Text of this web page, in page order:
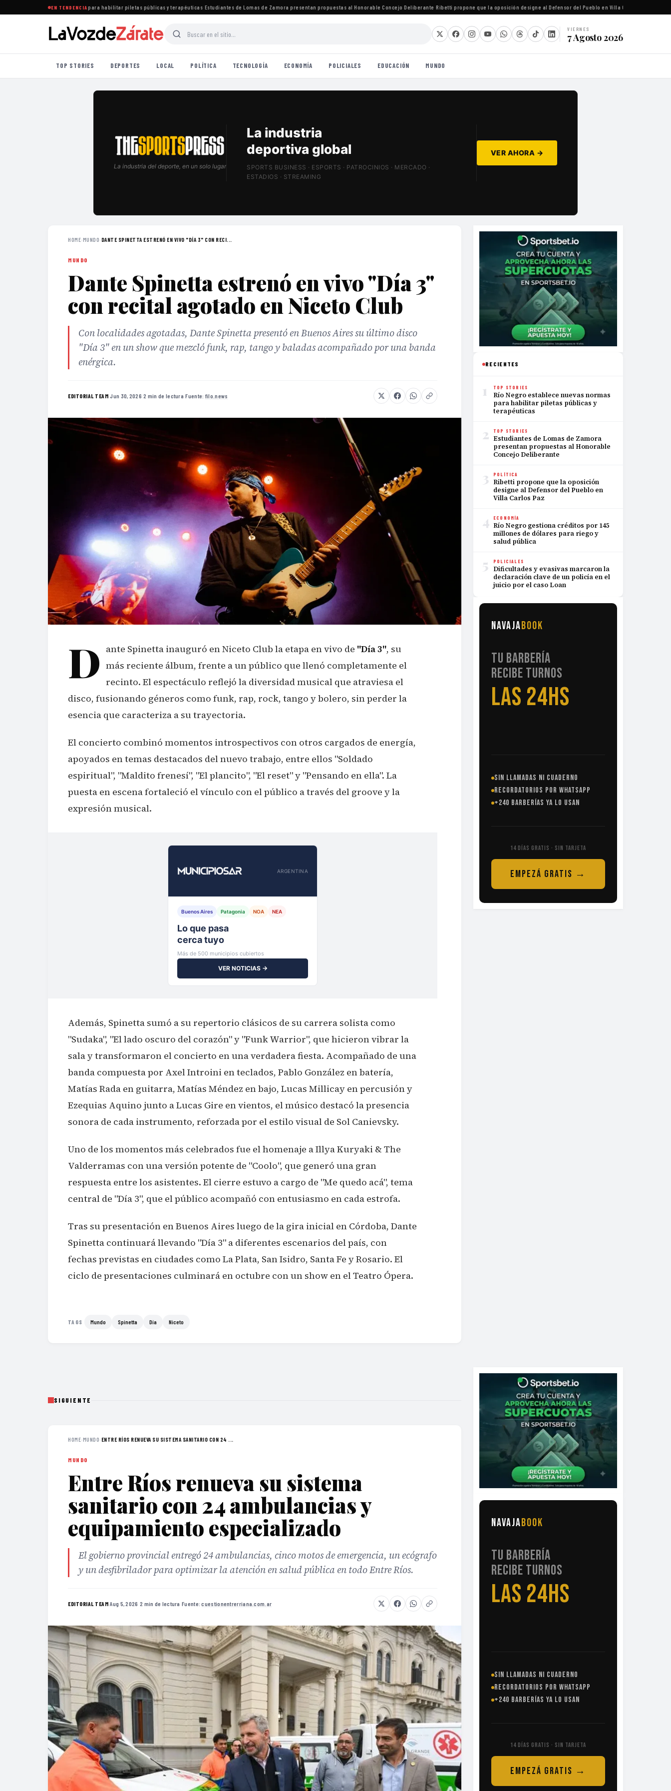
EN TENDENCIA
establece nuevas normas para habilitar piletas públicas y terapéuticas·Estudiantes de Lomas de Zamora presentan propuestas al Honorable Concejo Deliberante·Ribetti propone que la oposición designe al Defensor del Pueblo en Villa Carlos Paz
VIERNES
7 Agosto 2026
TOP STORIES DEPORTES LOCAL POLÍTICA TECNOLOGÍA ECONOMÍA POLICIALES EDUCACIÓN MUNDO
La industria del deporte, en un solo lugar
Negocio, tecnología
y streaming deportivo
SPORTS BUSINESS · ESPORTS · PATROCINIOS · MERCADO ·
ESTADIOS · STREAMING
VER AHORA →
HOME›MUNDO› DANTE SPINETTA ESTRENÓ EN VIVO "DÍA 3" CON RECI...
MUNDO
Dante Spinetta estrenó en vivo "Día 3"
con recital agotado en Niceto Club
Con localidades agotadas, Dante Spinetta presentó en Buenos Aires su último disco
"Día 3" en un show que mezcló funk, rap, tango y baladas acompañado por una banda
enérgica.
EDITORIAL TEAM·Jun 30, 2026·2 min de lectura·Fuente: filo.news
D ante Spinetta inauguró en Niceto Club la etapa en vivo de "Día 3", su
más reciente álbum, frente a un público que llenó completamente el
recinto. El espectáculo reflejó la diversidad musical que atraviesa el
disco, fusionando géneros como funk, rap, rock, tango y bolero, sin perder la
esencia que caracteriza a su trayectoria.
El concierto combinó momentos introspectivos con otros cargados de energía,
apoyados en temas destacados del nuevo trabajo, entre ellos "Soldado
espiritual", "Maldito frenesí", "El plancito", "El reset" y "Pensando en ella". La
puesta en escena fortaleció el vínculo con el público a través del groove y la
expresión musical.
ARGENTINA
Buenos Aires Patagonia NOA NEA
Noticias de municipios
de toda Argentina
Más de 500 municipios cubiertos
VER NOTICIAS →
Además, Spinetta sumó a su repertorio clásicos de su carrera solista como
"Sudaka", "El lado oscuro del corazón" y "Funk Warrior", que hicieron vibrar la
sala y transformaron el concierto en una verdadera fiesta. Acompañado de una
banda compuesta por Axel Introini en teclados, Pablo González en batería,
Matías Rada en guitarra, Matías Méndez en bajo, Lucas Millicay en percusión y
Ezequias Aquino junto a Lucas Gire en vientos, el músico destacó la presencia
sonora de cada instrumento, reforzada por el estilo visual de Sol Canievsky.
Uno de los momentos más celebrados fue el homenaje a Illya Kuryaki & The
Valderramas con una versión potente de "Coolo", que generó una gran
respuesta entre los asistentes. El cierre estuvo a cargo de "Me quedo acá", tema
central de "Día 3", que el público acompañó con entusiasmo en cada estrofa.
Tras su presentación en Buenos Aires luego de la gira inicial en Córdoba, Dante
Spinetta continuará llevando "Día 3" a diferentes escenarios del país, con
fechas previstas en ciudades como La Plata, San Isidro, Santa Fe y Rosario. El
ciclo de presentaciones culminará en octubre con un show en el Teatro Ópera.
TAGS Mundo Spinetta Día Niceto
RECIENTES
1 TOP STORIES
Río Negro establece nuevas normas
para habilitar piletas públicas y
terapéuticas
2 TOP STORIES
Estudiantes de Lomas de Zamora
presentan propuestas al Honorable
Concejo Deliberante
3 POLÍTICA
Ribetti propone que la oposición
designe al Defensor del Pueblo en
Villa Carlos Paz
4 ECONOMÍA
Río Negro gestiona créditos por 145
millones de dólares para riego y
salud pública
5 POLICIALES
Dificultades y evasivas marcaron la
declaración clave de un policía en el
juicio por el caso Loan
NAVAJABOOK
TU BARBERÍA
RECIBE TURNOS
AUNQUE
SIN LLAMADAS NI CUADERNO
RECORDATORIOS POR WHATSAPP
+240 BARBERÍAS YA LO USAN
14 DÍAS GRATIS · SIN TARJETA
EMPEZÁ GRATIS →
SIGUIENTE
HOME›MUNDO› ENTRE RÍOS RENUEVA SU SISTEMA SANITARIO CON 24 ...
MUNDO
Entre Ríos renueva su sistema
sanitario con 24 ambulancias y
equipamiento especializado
El gobierno provincial entregó 24 ambulancias, cinco motos de emergencia, un ecógrafo
y un desfibrilador para optimizar la atención en salud pública en todo Entre Ríos.
EDITORIAL TEAM·Aug 5, 2026 ·2 min de lectura ·Fuente:cuestionentrerriana.com.ar
NAVAJABOOK
TU BARBERÍA
RECIBE TURNOS
LAS 24HS
SIN LLAMADAS NI CUADERNO
RECORDATORIOS POR WHATSAPP
+240 BARBERÍAS YA LO USAN
14 DÍAS GRATIS · SIN TARJETA
EMPEZÁ GRATIS →